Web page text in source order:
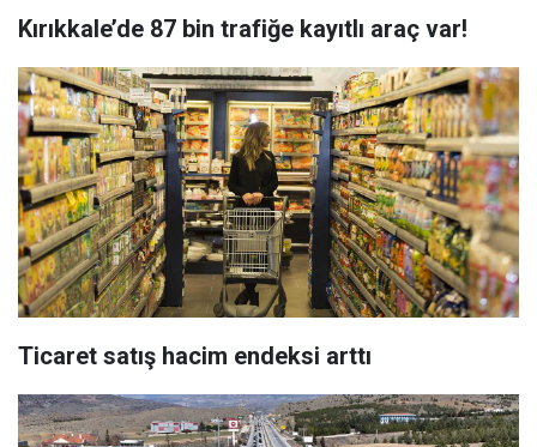
Kırıkkale’de 87 bin trafiğe kayıtlı araç var!
Ticaret satış hacim endeksi arttı